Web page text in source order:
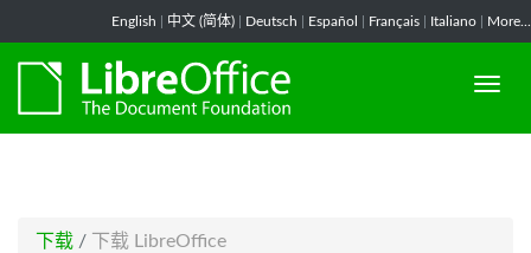
English 中文 (简体) Deutsch Español Français Italiano More...
下载 / 下载 LibreOffice